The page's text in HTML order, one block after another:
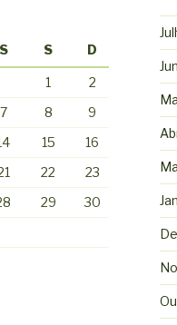
S S D
1
2
7 8
9
15
16
22
23
29
30